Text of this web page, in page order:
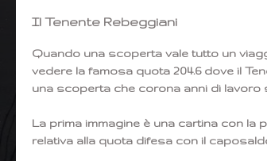
Il Tenente Rebeggiani
Quando una scoperta vale tutto un
vedere la famosa quota 204.6 dove il
una scoperta che corona anni di lavoro
La prima immagine è una cartina con
relativa alla quota difesa con il